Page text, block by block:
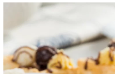
ONDE COMPRAR LOJAS